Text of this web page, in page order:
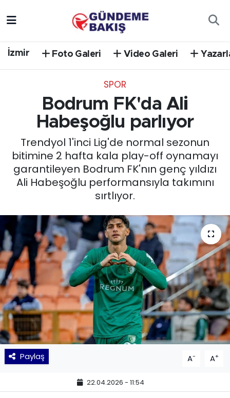
İzmir Foto Galeri Video Galeri
SPOR
Bodrum FK'da Ali
Habeşoğlu parlıyor
Trendyol 1'inci Lig'de normal sezonun
bitimine 2 hafta kala play-off oynamayı
garantileyen Bodrum FK'nın genç yıldızı
Ali Habeşoğlu performansıyla takımını
sırtlıyor.
Paylaş A- A+
22.04.2026 - 11:54
EGE
EĞİTİM
EKONOMİ
GÜNCEL
KÜLTÜR SANAT
MAGAZİN
POLİTİKA
SAĞLIK
Siyaset
Süper Lig Puan Durumu ve Fikstür
Tüm Manşetler
Son Dakika Haberleri